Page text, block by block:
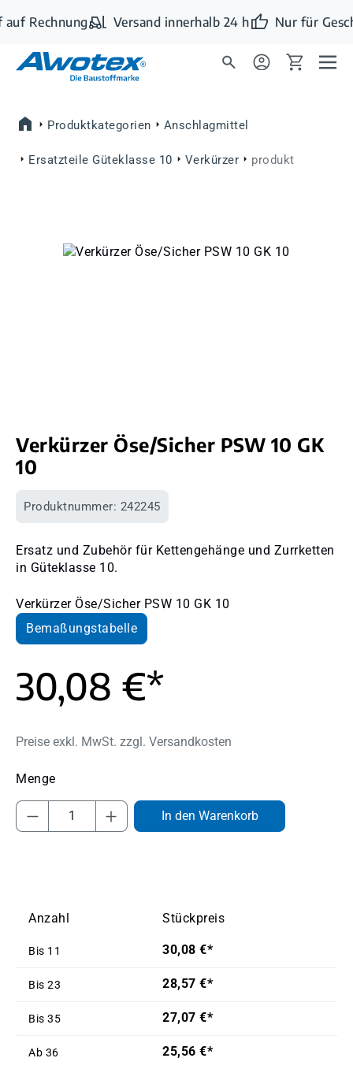
Zum Hauptinhalt springen
Rechnung Versand innerhalb 24 h Nur für
Produktkategorien Anschlagmittel
Ersatzteile Güteklasse 10 Verkürzer produkt
Bildergalerie überspringen
Verkürzer Öse/Sicher PSW 10 GK
10
Produktnummer: 242245
Ersatz und Zubehör für Kettengehänge und Zurrketten
in Güteklasse 10.
Verkürzer Öse/Sicher PSW 10 GK 10
Bemaßungstabelle
30,08 €*
Preise exkl. MwSt. zzgl. Versandkosten
Produkt Anzahl: Gib den gewünschten
In den Warenkorb
Anzahl Stückpreis
Bis 11 30,08 €*
Bis 23 28,57 €*
Bis 35 27,07 €*
Ab 36 25,56 €*